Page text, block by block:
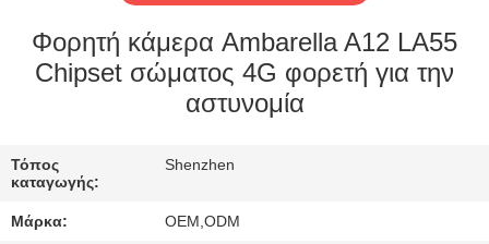
ΣΧΕΤΙΚΆ
ΜΕ
ΕΠΙΣΚΈΨΕΙΣ
ΣΤΟ
Φορητή κάμερα Ambarella A12 LA55
Chipset σώματος 4G φορετή για την
αστυνομία
Τόπος
καταγωγής:
Shenzhen
Μάρκα: OEM,ODM